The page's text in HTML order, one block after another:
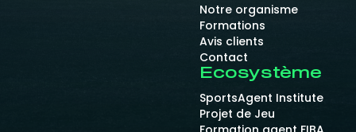
Notre organisme
Formations
Avis clients
Contact
Ecosystème
SportsAgent Institute
Projet de Jeu